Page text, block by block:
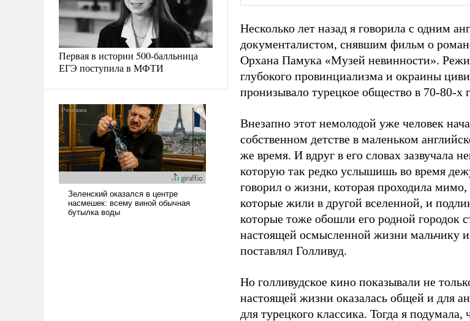
Первая в истории 500-балльница
ЕГЭ поступила в МФТИ
Несколько лет назад я говорила с одним
документалистом, снявшим фильм о
Орхана Памука «Музей невинности».
глубокого провинциализма и окраины
пронизывало турецкое общество в 70-80-х
Внезапно этот немолодой уже человек
собственном детстве в маленьком
же время. И вдруг в его словах зазвучала
которую так редко услышишь во время
говорил о жизни, которая проходила
которые жили в другой вселенной, и
которые тоже обошли его родной городок
настоящей осмысленной жизни мальчику
поставлял Голливуд.
Но голливудское кино показывали не
настоящей жизни оказалась общей и для
для турецкого классика. Тогда я